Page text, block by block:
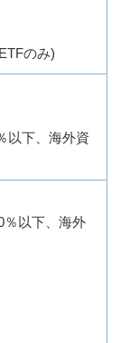
のみ)
以下、海外資
％以下、海外